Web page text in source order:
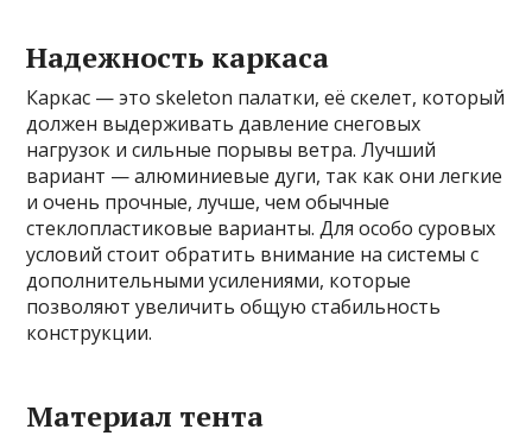
Надежность каркаса
Каркас — это skeleton палатки, её скелет, который
должен выдерживать давление снеговых
нагрузок и сильные порывы ветра. Лучший
вариант — алюминиевые дуги, так как они легкие
и очень прочные, лучше, чем обычные
стеклопластиковые варианты. Для особо суровых
условий стоит обратить внимание на системы с
дополнительными усилениями, которые
позволяют увеличить общую стабильность
конструкции.
Материал тента